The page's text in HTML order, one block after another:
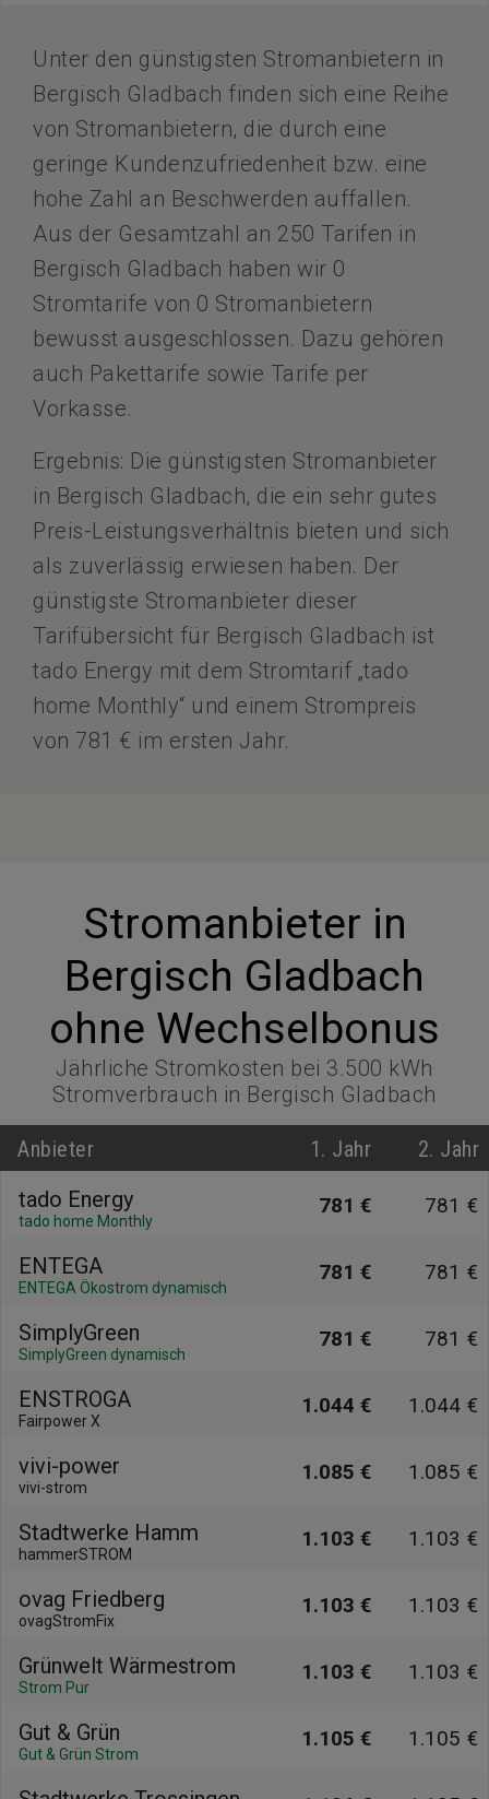
Unter den günstigsten Stromanbietern in
Bergisch Gladbach finden sich eine Reihe
von Stromanbietern, die durch eine
geringe Kundenzufriedenheit bzw. eine
hohe Zahl an Beschwerden auffallen.
Aus der Gesamtzahl an 250 Tarifen in
Bergisch Gladbach haben wir 0
Stromtarife von 0 Stromanbietern
bewusst ausgeschlossen. Dazu gehören
auch Pakettarife sowie Tarife per
Vorkasse.
Ergebnis: Die günstigsten Stromanbieter
in Bergisch Gladbach, die ein sehr gutes
Preis-Leistungsverhältnis bieten und sich
als zuverlässig erwiesen haben. Der
günstigste Stromanbieter dieser
Tarifübersicht für Bergisch Gladbach ist
tado Energy mit dem Stromtarif „tado
home Monthly“ und einem Strompreis
von 781 € im ersten Jahr.
Stromanbieter in
Bergisch Gladbach
ohne Wechselbonus
Jährliche Stromkosten bei 3.500 kWh
Stromverbrauch in Bergisch Gladbach
Anbieter 1. Jahr
2. Jahr
tado Energy
tado home Monthly
781 € 781 €
ENTEGA
ENTEGA Ökostrom dynamisch
781 € 781 €
SimplyGreen
SimplyGreen dynamisch
781 € 781 €
ENSTROGA
Fairpower X
1.044 € 1.044 €
vivi-power
vivi-strom
1.085 € 1.085 €
Stadtwerke Hamm
hammerSTROM
1.103 € 1.103 €
ovag Friedberg
ovagStromFix
1.103 € 1.103 €
Grünwelt Wärmestrom
Strom Pur
1.103 € 1.103 €
Gut & Grün
Gut & Grün Strom
1.105 € 1.105 €